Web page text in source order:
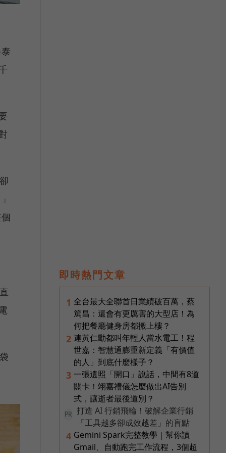
即時熱門文章
1 全台最大全聯首日業績破百萬，蔡
篤昌：還會有更厲害的大型店！為
何把餐廳健身房都搬上樓？
2 連黃仁勳都叫年輕人當水電工！程
世嘉：智慧通膨重新定義「有價值
的人」到底什麼樣子？
3 一張遺照「開口」說話，中間有8道
關卡！翊嘉禮儀怎麼做出AI告別
式，讓逝者最後道別？
PR
打造 AI 行銷飛輪！破解企業行銷
「工具越多卻成效越差」的盲點
4 Gemini Spark完整教學｜幫你讀
Gmail、自動跑完工作流程，3個超